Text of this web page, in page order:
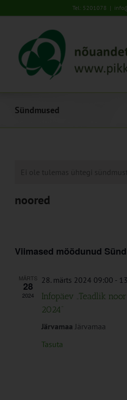
to
Tel: 5201078 |
Sündmused
Ei ole tulemas ühtegi
noored
Viimased möödunud
MÄRTS
28
2024
28. märts 2024 09:00 -
Infopäev „Teadlik
2024“
Järvamaa Järvamaa
Tasuta